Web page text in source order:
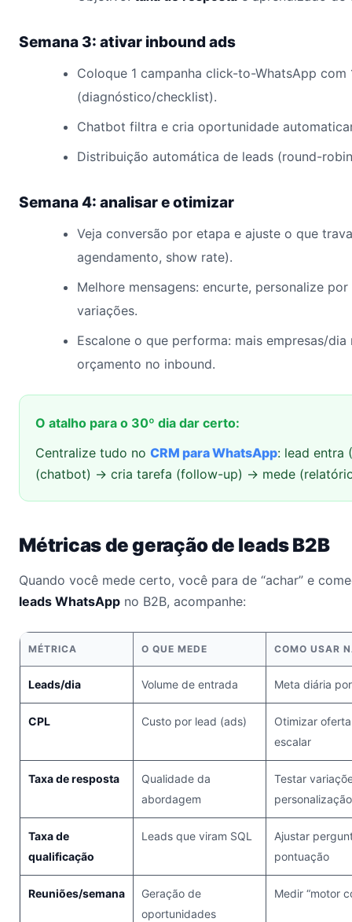
Semana 3: ativar inbound ads
Coloque 1 campanha click-to-WhatsApp com
(diagnóstico/checklist).
Chatbot filtra e cria oportunidade
Distribuição automática de leads (round-
Semana 4: analisar e otimizar
Veja conversão por etapa e ajuste o que
agendamento, show rate).
Melhore mensagens: encurte, personalize
variações.
Escalone o que performa: mais empresas/
orçamento no inbound.
O atalho para o 30º dia dar certo:
Centralize tudo no CRM para WhatsApp: lead entra
(chatbot) → cria tarefa (follow-up) → mede
Métricas de geração de leads B2B
Quando você mede certo, você para de “achar” e
leads WhatsApp no B2B, acompanhe:
MÉTRICA O QUE MEDE COMO USAR
Leads/dia Volume de entrada Meta diária
CPL Custo por lead (ads)
Otimizar
escalar
Taxa de resposta
Qualidade da
abordagem
Testar
personalização
Taxa de
qualificação
Leads que viram SQL
Ajustar
pontuação
Reuniões/semana
Geração de
oportunidades
Medir “motor